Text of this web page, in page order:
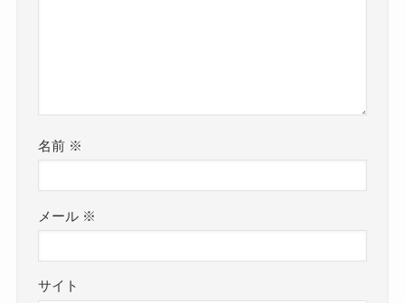
名前 ※
メール ※
サイト